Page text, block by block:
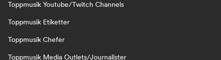
Toppmusik Youtube/Twitch Channels
Toppmusik Etiketter
Toppmusik Chefer
Toppmusik Media Outlets/Journalister